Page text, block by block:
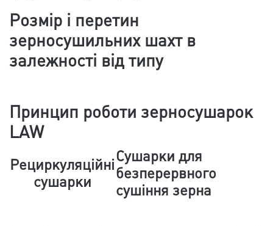
Розмір і перетин
зерносушильних шахт в
залежності від типу
Принцип роботи зерносушарок
LAW
Рециркуляційні
сушарки
Сушарки для
безперервного
сушіння зерна